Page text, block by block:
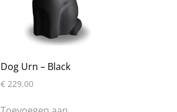
Dog Urn – Black
€ 229,00